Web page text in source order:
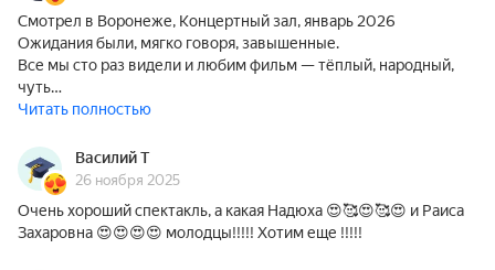
Смотрел в Воронеже, Концертный зал, январь 2026
Ожидания были, мягко говоря, завышенные.
Все мы сто раз видели и любим фильм — тёплый, народный,
чуть…
Читать полностью
Василий Т
26 ноября 2025
Очень хороший спектакль, а какая Надюха 😍🥰😍🥰😍 и Раиса
Захаровна 😍😍😍😍 молодцы!!!!! Хотим еще !!!!!